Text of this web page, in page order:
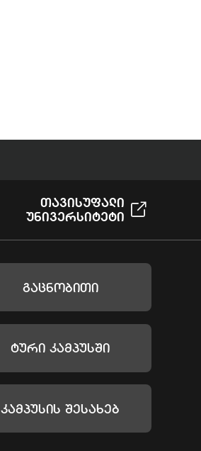
Თავისუფალი
Უნივერსიტეტი
Გაცნობითი
Ტური Კამპუსში
Კამპუსის Შესახებ